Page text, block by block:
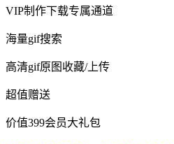
VIP制作下载专属通道
海量gif搜索
高清gif原图收藏/上传
超值赠送
价值399会员大礼包